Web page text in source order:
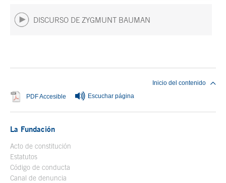
DISCURSO DE ZYGMUNT BAUMAN
PDF Accesible Se abre en ventana nueva
Escuchar página
Inicio del contenido
La Fundación
Acto de constitución
Estatutos
Código de conducta
Canal de denuncia